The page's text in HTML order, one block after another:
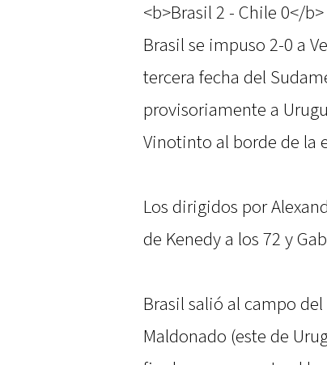
<b>Brasil 2 - Chile 0</b>
Brasil se impuso 2-0 a
tercera fecha del
provisoriamente a
Vinotinto al borde de la
Los dirigidos por
de Kenedy a los 72 y
Brasil salió al campo
Maldonado (este de